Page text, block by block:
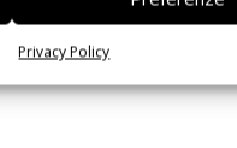
Privacy Policy